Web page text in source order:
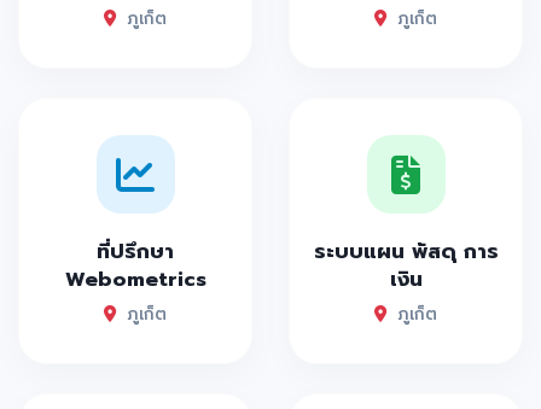
ภูเก็ต ภูเก็ต
ที่ปรึกษา
Webometrics
ภูเก็ต
ระบบแผน พัสดุ การ
เงิน
ภูเก็ต